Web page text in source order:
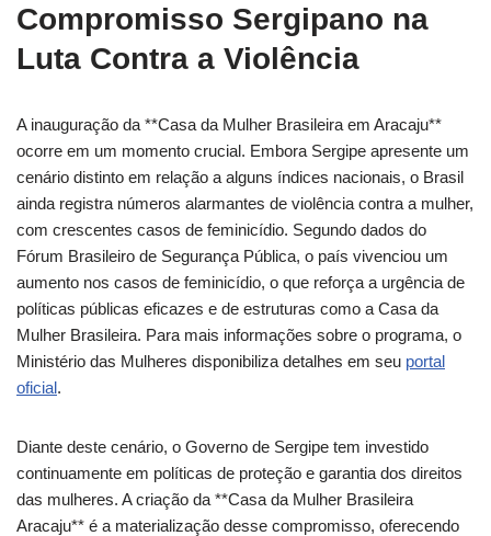
Compromisso Sergipano na
Luta Contra a Violência
A inauguração da **Casa da Mulher Brasileira em Aracaju**
ocorre em um momento crucial. Embora Sergipe apresente um
cenário distinto em relação a alguns índices nacionais, o Brasil
ainda registra números alarmantes de violência contra a mulher,
com crescentes casos de feminicídio. Segundo dados do
Fórum Brasileiro de Segurança Pública, o país vivenciou um
aumento nos casos de feminicídio, o que reforça a urgência de
políticas públicas eficazes e de estruturas como a Casa da
Mulher Brasileira. Para mais informações sobre o programa, o
Ministério das Mulheres disponibiliza detalhes em seu portal
oficial.
Diante deste cenário, o Governo de Sergipe tem investido
continuamente em políticas de proteção e garantia dos direitos
das mulheres. A criação da **Casa da Mulher Brasileira
Aracaju** é a materialização desse compromisso, oferecendo